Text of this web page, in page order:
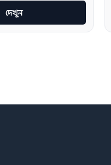
দেখুন